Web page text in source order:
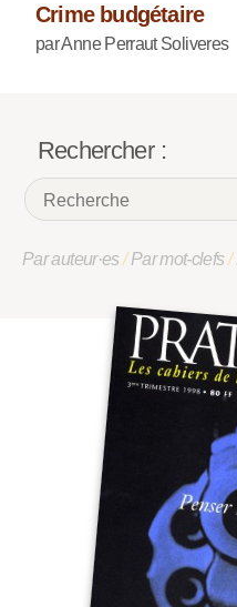
Crime budgétaire
par Anne Perraut Soliveres
Rechercher :
Par auteur·es/Par mot-clefs/